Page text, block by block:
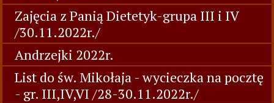
Zajęcia z Panią Dietetyk-grupa III i IV
/30.11.2022r./
Andrzejki 2022r.
List do św. Mikołaja - wycieczka na pocztę
- gr. III,IV,VI /28-30.11.2022r./